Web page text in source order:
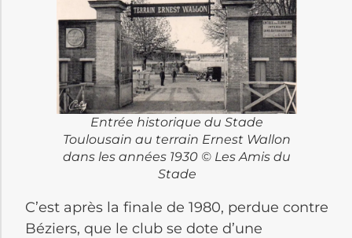
Entrée historique du Stade
Toulousain au terrain Ernest Wallon
dans les années 1930 © Les Amis du
Stade
C’est après la finale de 1980, perdue contre
Béziers, que le club se dote d’une